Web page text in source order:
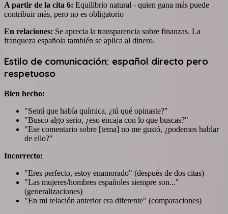
A partir de la cita 6: Equilibrio natural - quien gana más puede
contribuir más, pero no es obligatorio
En relaciones: Se aprecia la transparencia sobre finanzas. La
franqueza española también se aplica al dinero.
Estilo de comunicación: español directo pero
respetuoso
Bien hecho:
"Sentí que había química, ¿tú qué opinaste?"
"Busco algo serio, ¿eso encaja con lo que buscas?"
"Ese comentario sobre [tema] no me gustó, ¿podemos hablar
de ello?"
Incorrecto:
"Eres perfecto, estoy enamorado" (después de dos citas)
"Las mujeres/hombres españoles siempre son..."
(generalizaciones)
"En mi relación anterior era diferente" (comparaciones)